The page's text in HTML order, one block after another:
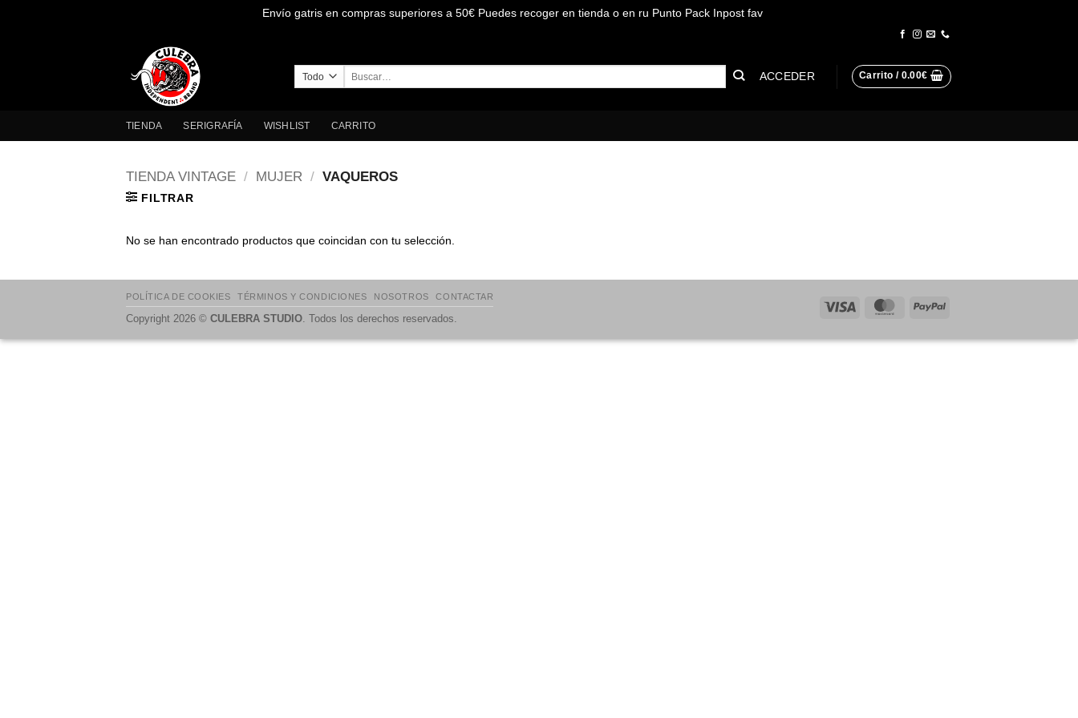
Envío gatris en compras superiores a 50€ Puedes recoger en tienda o en ru Punto Pack Inpost fav
ACCEDER Carrito / 0.00€
TIENDA SERIGRAFÍA WISHLIST CARRITO
TIENDA VINTAGE / MUJER / VAQUEROS
FILTRAR
No se han encontrado productos que coincidan con tu selección.
Visa MasterCardPayPal
POLÍTICA DE COOKIES TÉRMINOS Y CONDICIONES NOSOTROS CONTACTAR
Copyright 2026 © CULEBRA STUDIO. Todos los derechos reservados.